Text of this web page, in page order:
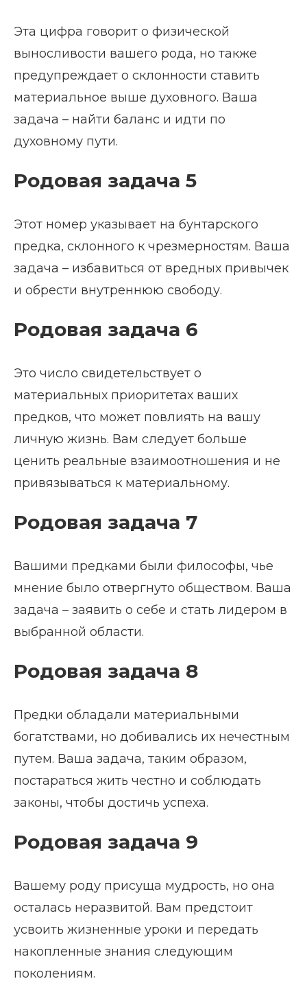
Эта цифра говорит о физической
выносливости вашего рода, но также
предупреждает о склонности ставить
материальное выше духовного. Ваша
задача – найти баланс и идти по
духовному пути.
Родовая задача 5
Этот номер указывает на бунтарского
предка, склонного к чрезмерностям. Ваша
задача – избавиться от вредных привычек
и обрести внутреннюю свободу.
Родовая задача 6
Это число свидетельствует о
материальных приоритетах ваших
предков, что может повлиять на вашу
личную жизнь. Вам следует больше
ценить реальные взаимоотношения и не
привязываться к материальному.
Родовая задача 7
Вашими предками были философы, чье
мнение было отвергнуто обществом. Ваша
задача – заявить о себе и стать лидером в
выбранной области.
Родовая задача 8
Предки обладали материальными
богатствами, но добивались их нечестным
путем. Ваша задача, таким образом,
постараться жить честно и соблюдать
законы, чтобы достичь успеха.
Родовая задача 9
Вашему роду присуща мудрость, но она
осталась неразвитой. Вам предстоит
усвоить жизненные уроки и передать
накопленные знания следующим
поколениям.